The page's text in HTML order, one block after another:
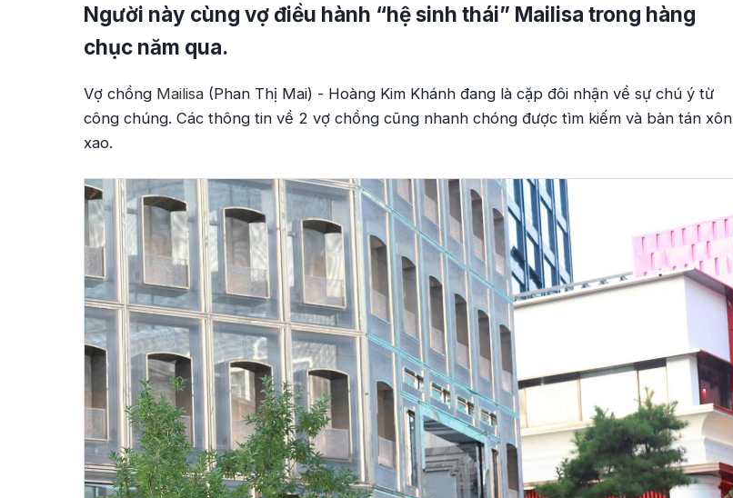
Người này cùng vợ điều hành “hệ sinh thái” Mailisa trong hàng
chục năm qua.
Vợ chồng Mailisa (Phan Thị Mai) - Hoàng Kim Khánh đang là cặp đôi nhận về sự chú ý từ
công chúng. Các thông tin về 2 vợ chồng cũng nhanh chóng được tìm kiếm và bàn tán xôn
xao.